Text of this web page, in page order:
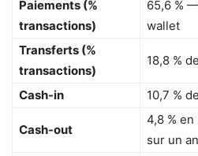
Paiements (%
transactions)
65,6 %
wallet
Transferts (%
transactions)
18,8 %
Cash-in 10,7 %
Cash-out
4,8 %
sur un an